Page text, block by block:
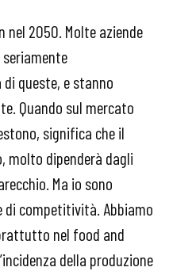
nel 2050. Molte aziende
di queste, e stanno
Quando sul mercato
significa che il
molto dipenderà dagli
Ma io sono
competitività. Abbiamo
nel food and
della produzione